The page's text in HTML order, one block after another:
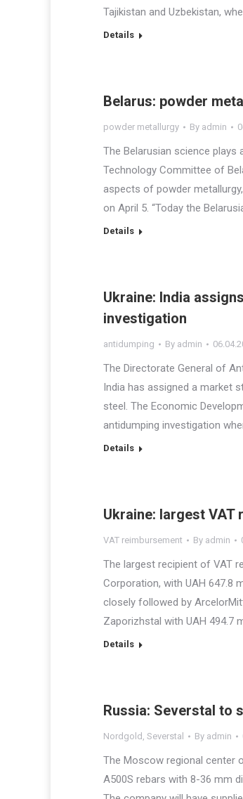
Tajikistan and Uzbekistan,
Details
Belarus: powder
powder metallurgy By admin
The Belarusian science plays
Technology Committee of
aspects of powder
on April 5. “Today the
Details
Ukraine: India
investigation
antidumping By admin
The Directorate General of
India has assigned a market
steel. The Economic
antidumping investigation
Details
Ukraine: largest VAT
VAT reimbursement By admin
The largest recipient of VAT
Corporation, with UAH 647.8
closely followed by
Zaporizhstal with UAH 494.7
Details
Russia: Severstal to
Nordgold , Severstal By admin
The Moscow regional center
A500S rebars with 8-36 mm